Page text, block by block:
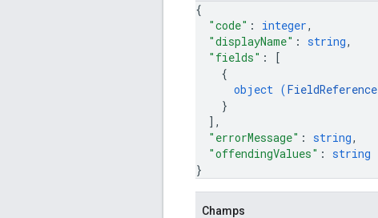
{
"code" : integer,
"displayName" : string,
"fields" :
[
{
object (FieldReference
}
] ,
"errorMessage" : string,
"offendingValues" : string
}
Champs